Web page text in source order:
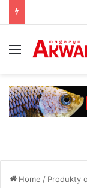
Menu
Home / Produkty